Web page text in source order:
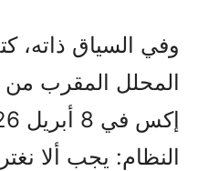
وفي السياق ذاته،
المحلل المقرب من
النظام: يجب ألا